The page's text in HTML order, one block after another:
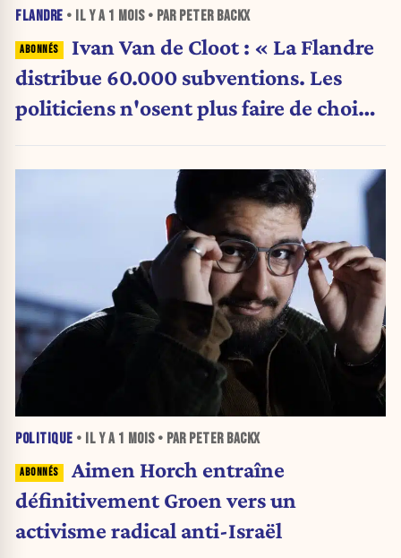
FLANDRE • IL Y A 1 MOIS• PAR PETER BACKX
Ivan Van de Cloot : « La Flandre
distribue 60.000 subventions. Les
politiciens n'osent plus faire de choix.
POLITIQUE • IL Y A 1 MOIS• PAR PETER BACKX
Aimen Horch entraîne
définitivement Groen vers un
activisme radical anti-Israël